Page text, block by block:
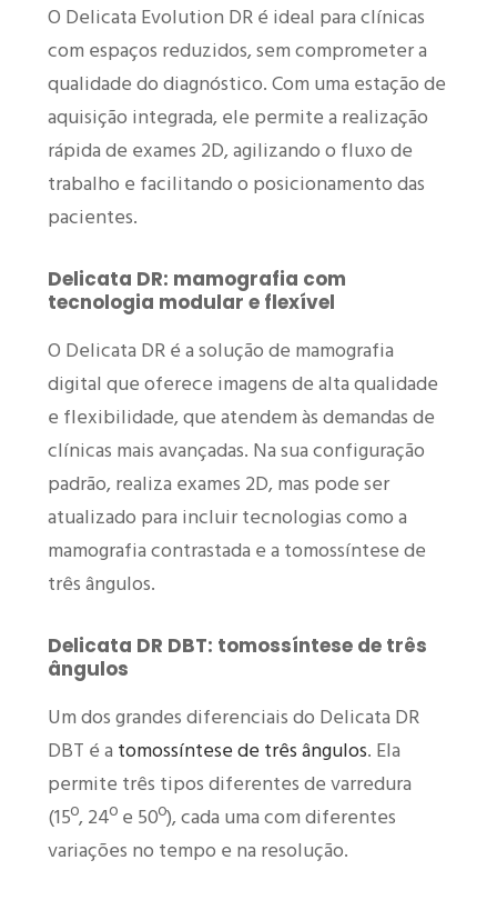
O Delicata Evolution DR é ideal para clínicas
com espaços reduzidos, sem comprometer a
qualidade do diagnóstico. Com uma estação de
aquisição integrada, ele permite a realização
rápida de exames 2D, agilizando o fluxo de
trabalho e facilitando o posicionamento das
pacientes.
Delicata DR: mamografia com
tecnologia modular e flexível
O Delicata DR é a solução de mamografia
digital que oferece imagens de alta qualidade
e flexibilidade, que atendem às demandas de
clínicas mais avançadas. Na sua configuração
padrão, realiza exames 2D, mas pode ser
atualizado para incluir tecnologias como a
mamografia contrastada e a tomossíntese de
três ângulos.
Delicata DR DBT: tomossíntese de três
ângulos
Um dos grandes diferenciais do Delicata DR
DBT é a tomossíntese de três ângulos. Ela
permite três tipos diferentes de varredura
(15º, 24º e 50º), cada uma com diferentes
variações no tempo e na resolução.